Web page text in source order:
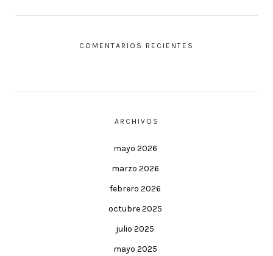
COMENTARIOS RECIENTES
ARCHIVOS
mayo 2026
marzo 2026
febrero 2026
octubre 2025
julio 2025
mayo 2025